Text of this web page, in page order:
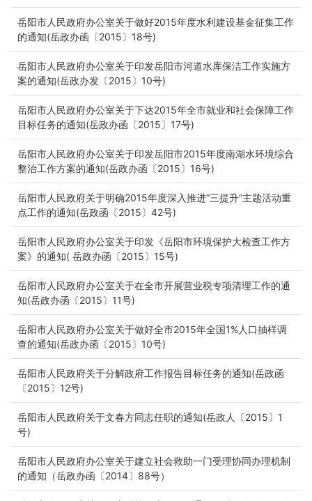
岳阳市人民政府办公室关于做好2015年度水利建设基金征集工作
的通知(岳政办函〔2015〕18号)
岳阳市人民政府办公室关于印发岳阳市河道水库保洁工作实施方
案的通知(岳政办发〔2015〕10号)
岳阳市人民政府办公室关于下达2015年全市就业和社会保障工作
目标任务的通知(岳政办函〔2015〕17号)
岳阳市人民政府办公室关于印发岳阳市2015年度南湖水环境综合
整治工作方案的通知(岳政办函〔2015〕16号)
岳阳市人民政府关于明确2015年度深入推进“三提升”主题活动重
点工作的通知(岳政函〔2015〕42号)
岳阳市人民政府办公室关于印发《岳阳市环境保护大检查工作方
案》的通知( 岳政办函〔2015〕15号)
岳阳市人民政府办公室关于在全市开展营业税专项清理工作的通
知(岳政办函〔2015〕11号)
岳阳市人民政府办公室关于做好全市2015年全国1%人口抽样调
查的通知(岳政办函〔2015〕10号)
岳阳市人民政府关于分解政府工作报告目标任务的通知(岳政函
〔2015〕12号)
岳阳市人民政府关于文春方同志任职的通知(岳政人〔2015〕1
号)
岳阳市人民政府办公室关于建立社会救助一门受理协同办理机制
的通知（岳政办函〔2014〕88号）